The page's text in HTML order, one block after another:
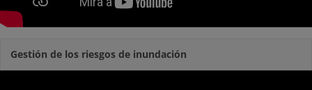
Gestión de los riesgos de inundación